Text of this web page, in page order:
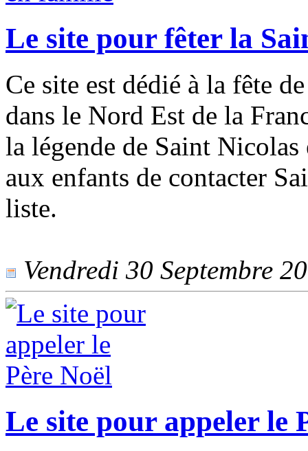
Le site pour fêter la
Ce site est dédié à la fête
dans le Nord Est de la
la légende de Saint
aux enfants de contacter
liste.
Vendredi 30 Septembre
Le site pour appeler le